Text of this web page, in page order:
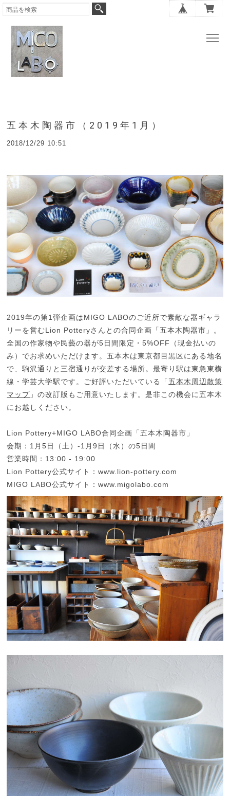
五本木陶器市（2019年1月）
2018/12/29 10:51
2019年の第1弾企画はMIGO LABOのご近所で素敵な器ギャラ
リーを営むLion Potteryさんとの合同企画「五本木陶器市」。
全国の作家物や民藝の器が5日間限定・5%OFF（現金払いの
み）でお求めいただけます。五本木は東京都目黒区にある地名
で、駒沢通りと三宿通りが交差する場所。最寄り駅は東急東横
線・学芸大学駅です。ご好評いただいている「 五本木周辺散策
マップ 」の改訂版もご用意いたします。是非この機会に五本木
にお越しください。
Lion Pottery+MIGO LABO合同企画「五本木陶器市」
会期：1月5日（土）-1月9日（水）の5日間
営業時間：13:00 - 19:00
Lion Pottery公式サイト：www.lion-pottery.com
MIGO LABO公式サイト：www.migolabo.com